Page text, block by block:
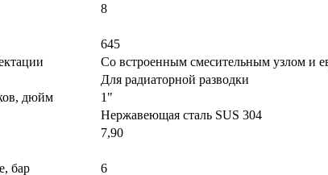
8
645
Со встроенным смесительным узлом и
Для радиаторной разводки
дюйм
1"
Нержавеющая сталь SUS 304
7,90
бар
6